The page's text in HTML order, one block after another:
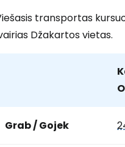
transportas
Džakartos vietas.
Grab / Gojek